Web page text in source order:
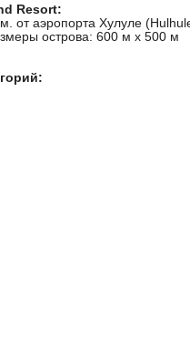
Resort:
от аэропорта Хулуле
острова: 600 м x 500 м